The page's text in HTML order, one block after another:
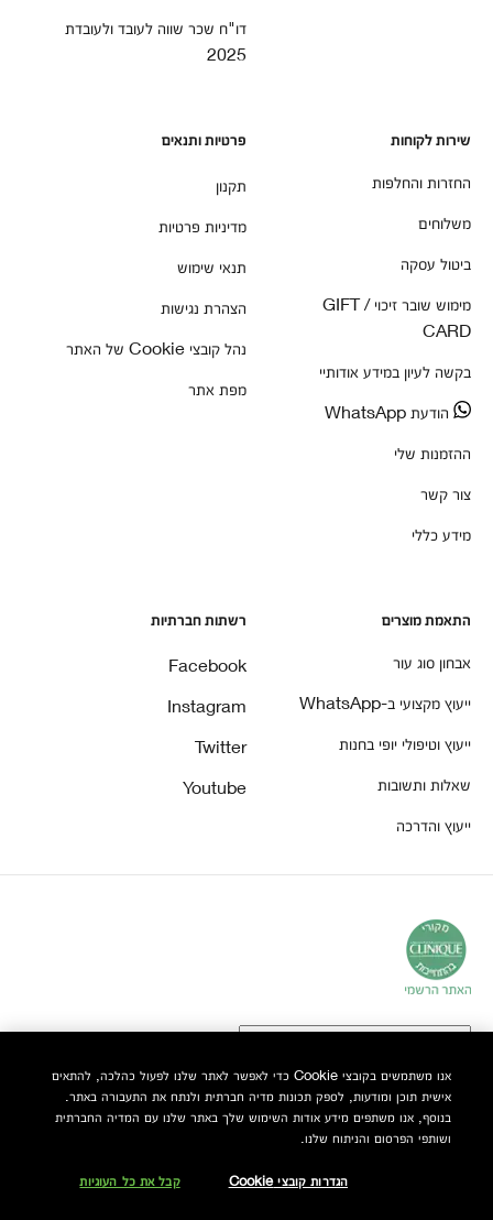
דו"ח שכר שווה לעובד ולעובדת
2025
שירות לקוחות
החזרות והחלפות
משלוחים
ביטול עסקה
מימוש שובר זיכוי / GIFT
CARD
בקשה לעיון במידע אודותיי
הודעת WhatsApp
ההזמנות שלי
צור קשר
מידע כללי
פרטיות ותנאים
תקנון
מדיניות פרטיות
תנאי שימוש
הצהרת נגישות
נהל קובצי Cookie של האתר
מפת אתר
התאמת מוצרים
אבחון סוג עור
ייעוץ מקצועי ב-WhatsApp
ייעוץ וטיפולי יופי בחנות
שאלות ותשובות
ייעוץ והדרכה
רשתות חברתיות
Facebook
Instagram
Twitter
Youtube
אנו משתמשים בקובצי Cookie כדי לאפשר לאתר שלנו לפעול כהלכה, להתאים
אישית תוכן ומודעות, לספק תכונות מדיה חברתית ולנתח את התעבורה באתר.
בנוסף, אנו משתפים מידע אודות השימוש שלך באתר שלנו עם המדיה החברתית
ושותפי הפרסום והניתוח שלנו.
הגדרות קובצי Cookie קבל את כל העוגיות